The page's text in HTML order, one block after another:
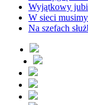
Wyjątkowy
W sieci
Na szefach